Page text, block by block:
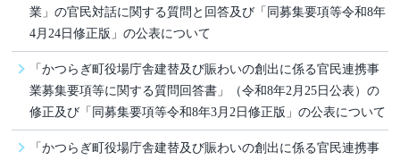
業」の官民対話に関する質問と回答及び「同募集要項等令和8年
4月24日修正版」の公表について
「かつらぎ町役場庁舎建替及び賑わいの創出に係る官民連携事
業募集要項等に関する質問回答書」（令和8年2月25日公表）の
修正及び「同募集要項等令和8年3月2日修正版」の公表について
「かつらぎ町­役場庁舎建替及­び賑わいの­創出に係る官民連­携事